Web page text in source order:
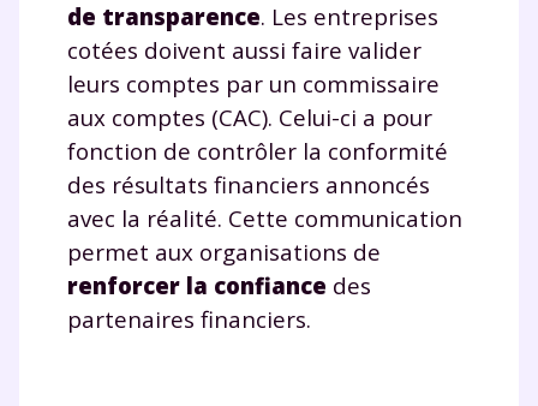
de transparence. Les entreprises
cotées doivent aussi faire valider
leurs comptes par un commissaire
aux comptes (CAC). Celui-ci a pour
fonction de contrôler la conformité
des résultats financiers annoncés
avec la réalité. Cette communication
permet aux organisations de
renforcer la confiance des
partenaires financiers.
TESTER GRATUITEMENT
* Votre code d'accès sera envoyé à cette adresse e-mail. En
données à caractère personnel soient traitées par SEJER, sous
la marque myMaxicours, afin que SEJER puisse vous donner
accès au service de soutien scolaire pendant 24h. Pour en
savoir plus sur la gestion de vos données personnelles et
pour exercer vos droits, vous pouvez consulter
charte.